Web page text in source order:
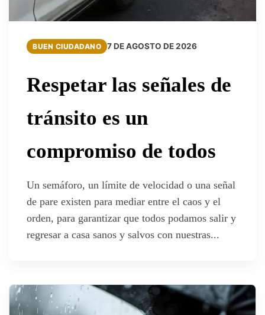
BUEN CIUDADANO 7 DE AGOSTO DE 2026
Respetar las señales de
tránsito es un
compromiso de todos
Un semáforo, un límite de velocidad o una señal
de pare existen para mediar entre el caos y el
orden, para garantizar que todos podamos salir y
regresar a casa sanos y salvos con nuestras...